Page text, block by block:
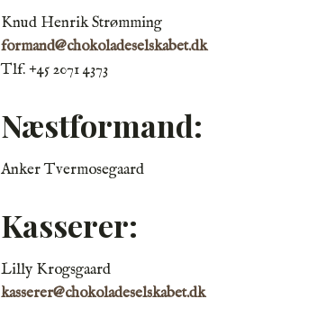
Knud Henrik Strømming
formand@chokoladeselskabet.dk
Tlf. +45 2071 4373
Næstformand:
Anker Tvermosegaard
Kasserer:
Lilly Krogsgaard
kasserer@chokoladeselskabet.dk